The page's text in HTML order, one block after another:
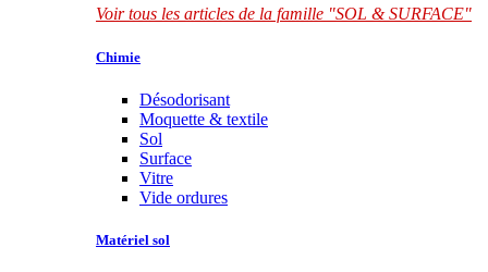
Voir tous les articles de la famille "SOL & SURFACE"
Chimie
Désodorisant
Moquette & textile
Sol
Surface
Vitre
Vide ordures
Matériel sol